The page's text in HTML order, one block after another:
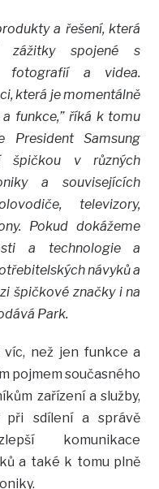
a řešení, která
zážitky spojené s
fotografií a videa.
která je momentálně
funkce,” říká k tomu
President Samsung
špičkou v různých
a souvisejících
televizory,
Pokud dokážeme
a technologie a
návyků a
špičkové značky i na
Park.
víc, než jen funkce a
pojmem současného
zařízení a služby,
sdílení a správě
komunikace
a také k tomu plně